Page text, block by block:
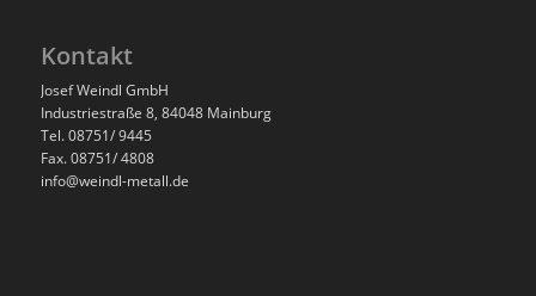
Kontakt
Josef Weindl GmbH
Industriestraße 8, 84048 Mainburg
Tel. 08751/ 9445
Fax. 08751/ 4808
info@weindl-metall.de